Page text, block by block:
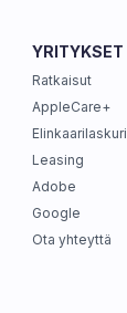
YRITYKSET
Ratkaisut
AppleCare+
Elinkaarilaskuri
Leasing
Adobe
Google
Ota yhteyttä